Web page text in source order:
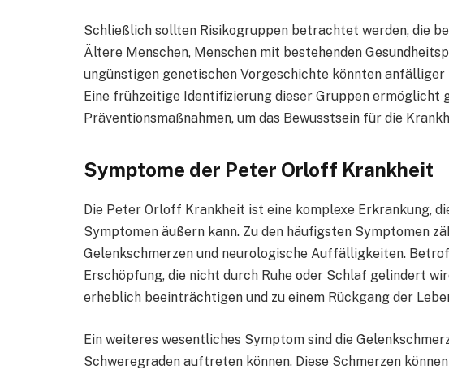
Schließlich sollten Risikogruppen betrachtet werden, die
Ältere Menschen, Menschen mit bestehenden
ungünstigen genetischen Vorgeschichte könnten
Eine frühzeitige Identifizierung dieser Gruppen ermöglicht
Präventionsmaßnahmen, um das Bewusstsein für die
Symptome der Peter Orloff Krankheit
Die Peter Orloff Krankheit ist eine komplexe Erkrankung,
Symptomen äußern kann. Zu den häufigsten Symptomen
Gelenkschmerzen und neurologische Auffälligkeiten.
Erschöpfung, die nicht durch Ruhe oder Schlaf gelindert
erheblich beeinträchtigen und zu einem Rückgang der
Ein weiteres wesentliches Symptom sind die
Schweregraden auftreten können. Diese Schmerzen